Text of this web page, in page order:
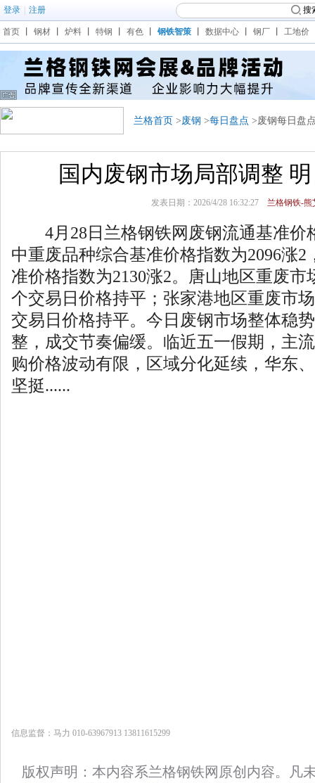
登录 注册 搜
首页 钢材 炉料 特钢 有色 钢铁智策 数据中心 钢厂 工地价
兰格首页 >废钢 >每日盘点 >废钢每日盘
国内废钢市场局部调整
发表日期：2026/4/28 16:32:27兰格钢铁-熊
4月28日兰格钢铁网废钢流通基准价
中重废品种综合基准价格指数为2096涨
准价格指数为2130涨2。唐山地区重废市
个交易日价格持平；张家港地区重废市
交易日价格持平。今日废钢市场整体稳
整，成交节奏偏缓。临近五一假期，主
购价格波动有限，区域分化延续，华东
坚挺......
信息监督：马力 010-63967913 13811615299
版权声明：本内容系兰格钢铁网原创内容。凡